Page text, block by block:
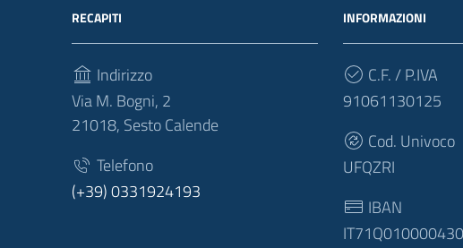
RECAPITI
Indirizzo
Via M. Bogni, 2
21018, Sesto Calende
Telefono
(+39) 0331924193
INFORMAZIONI
C.F. / P.IVA
91061130125
Cod. Univoco
UFQZRI
IBAN